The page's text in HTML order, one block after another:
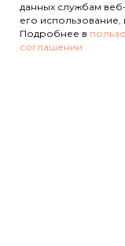
Все
данных службам
его использование,
Подробнее в
соглашении